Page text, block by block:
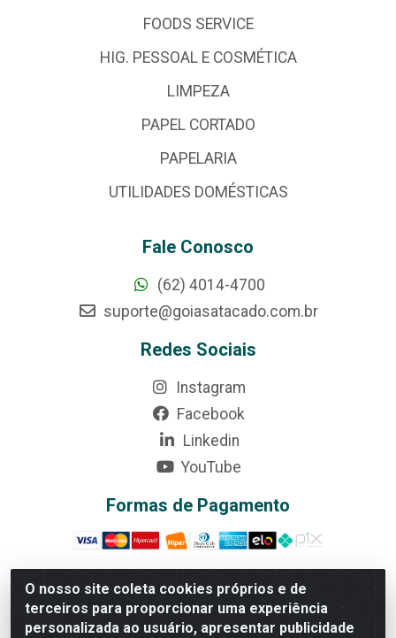
O nosso site coleta cookies próprios e de
terceiros para proporcionar uma experiência
personalizada ao usuário, apresentar publicidade
FOODS SERVICE
HIG. PESSOAL E COSMÉTICA
LIMPEZA
PAPEL CORTADO
PAPELARIA
UTILIDADES DOMÉSTICAS
Fale Conosco
(62) 4014-4700
suporte@goiasatacado.com.br
Redes Sociais
Instagram
Facebook
Linkedin
YouTube
Formas de Pagamento
Rede Brasil - Avenida Universitária, nº 3860, Jardim das
Américas II Etapa - Anápolis/GO - CEP 75070-415 -